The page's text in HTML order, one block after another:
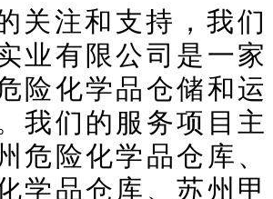
关注和支持，我们
业有限公司是一家
险化学品仓储和运
我们的服务项目主
危险化学品仓库、
学品仓库、苏州甲